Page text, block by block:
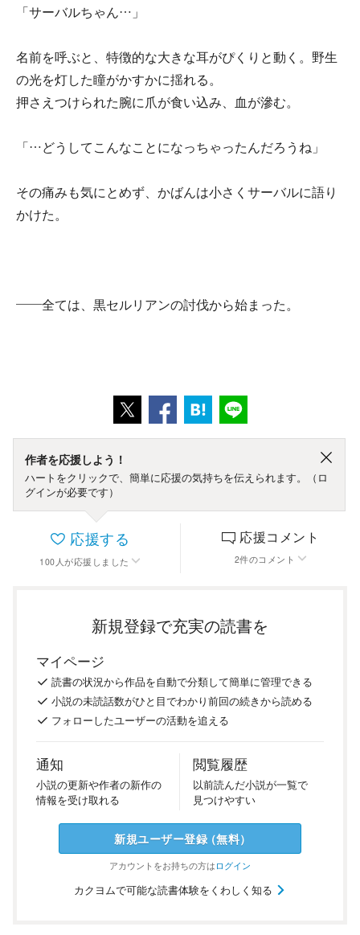
「サーバルちゃん…」
名前を呼ぶと、特徴的な大きな耳がぴくりと動く。野生
の光を灯した瞳がかすかに揺れる。
押さえつけられた腕に爪が食い込み、血が滲む。
「…どうしてこんなことになっちゃったんだろうね」
その痛みも気にとめず、かばんは小さくサーバルに語り
かけた。
――全ては、黒セルリアンの討伐から始まった。
作者を応援しよう！
ハートをクリックで、簡単に応援の気持ちを伝えられます。（ロ
グインが必要です）
応援する
100 人が応援しました
応援コメント
2件のコメント
新規登録で充実の読書を
マイページ
読書の状況から作品を自動で分類して簡単に管理できる
小説の未読話数がひと目でわかり前回の続きから読める
フォローしたユーザーの活動を追える
通知
小説の更新や作者の新作の
情報を受け取れる
閲覧履歴
以前読んだ小説が一覧で
見つけやすい
新規ユーザー登録（無料）
アカウントをお持ちの方はログイン
カクヨムで可能な読書体験をくわしく知る